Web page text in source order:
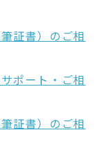
証書）のご相
ポート・ご相
証書）のご相